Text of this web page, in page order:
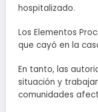
hospitalizado.
Los Elementos
que cayó en la
En tanto, las
situación y
comunidades